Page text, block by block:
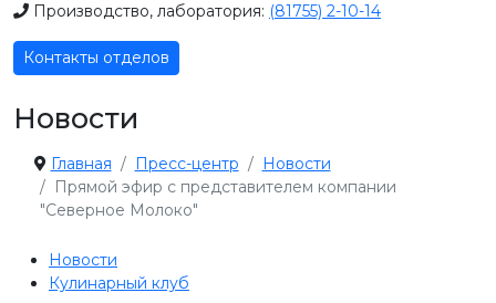
Производство, лаборатория: (81755) 2-10-14
Контакты отделов
Новости
Главная Пресс-центр
Новости
Прямой эфир с представителем компании
"Северное Молоко"
Новости
Кулинарный клуб